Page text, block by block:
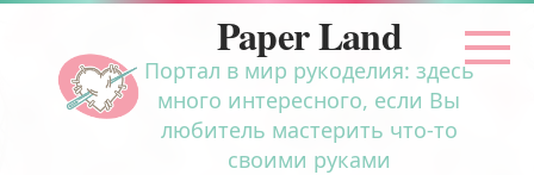
Перейти
контенту
Paper Land
Портал в мир рукоделия: здесь
много интересного, если Вы
любитель мастерить что-то
своими руками